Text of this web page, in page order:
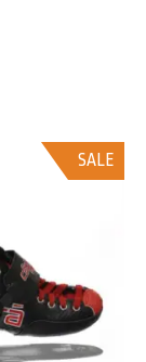
SALE